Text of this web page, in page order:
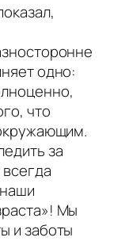
одно:
что
за
Мы
и заботы